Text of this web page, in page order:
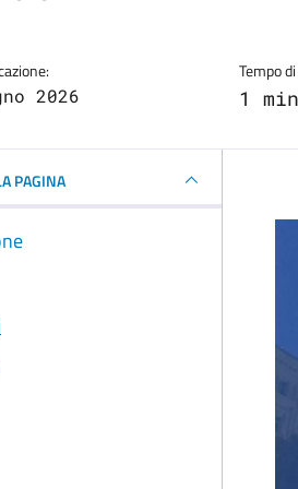
2026
Tempo
1 min
PAGINA